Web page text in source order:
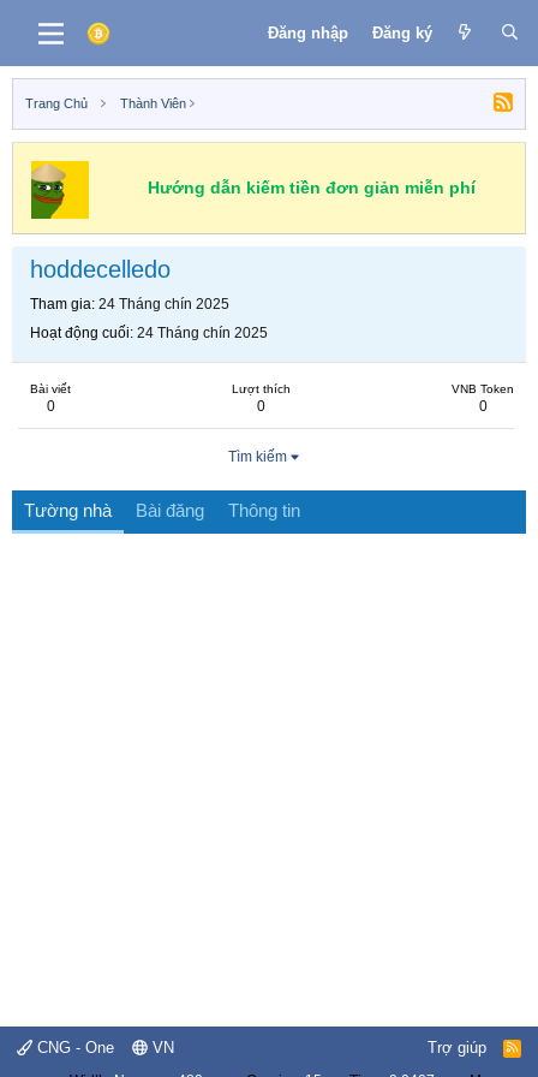
Đăng nhập Đăng ký
Trang Chủ Thành Viên
Hướng dẫn kiếm tiền đơn giản miễn phí
hoddecelledo
Tham gia 24 Tháng chín 2025
Hoạt động cuối 24 Tháng chín 2025
Bài viết
0
Lượt thích
0
VNB Token
0
Tìm kiếm
Tường nhà Bài đăng Thông tin
CNG - One VN Trợ giúp
R